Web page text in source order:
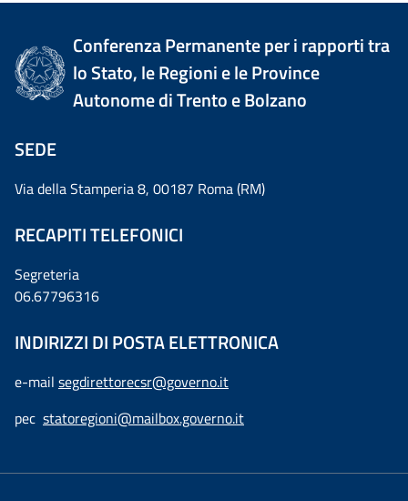
Conferenza Permanente per i rapporti tra
lo Stato, le Regioni e le Province
Autonome di Trento e Bolzano
SEDE
Via della Stamperia 8, 00187 Roma (RM)
RECAPITI TELEFONICI
Segreteria
06.67796316
INDIRIZZI DI POSTA ELETTRONICA
e-mail segdirettorecsr@governo.it
pec statoregioni@mailbox.governo.it